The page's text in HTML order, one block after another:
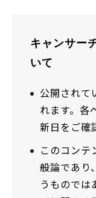
キャンサー
いて
公開されて
れます。各
新日をご確
このコンテ
般論であり
うものでは